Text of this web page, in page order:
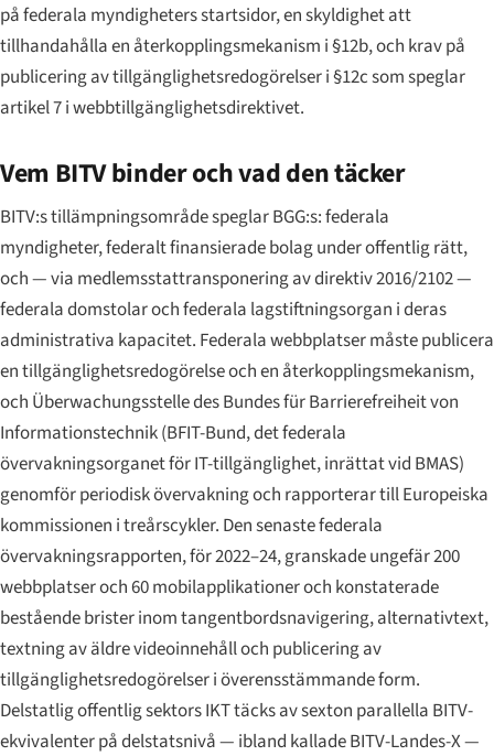
på federala myndigheters startsidor, en skyldighet att
tillhandahålla en återkopplingsmekanism i §12b, och krav på
publicering av tillgänglighetsredogörelser i §12c som speglar
artikel 7 i webbtillgänglighetsdirektivet.
Vem BITV binder och vad den täcker
BITV:s tillämpningsområde speglar BGG:s: federala
myndigheter, federalt finansierade bolag under offentlig rätt,
och — via medlemsstattransponering av direktiv 2016/2102 —
federala domstolar och federala lagstiftningsorgan i deras
administrativa kapacitet. Federala webbplatser måste publicera
en tillgänglighetsredogörelse och en återkopplingsmekanism,
och Überwachungsstelle des Bundes für Barrierefreiheit von
Informationstechnik(BFIT-Bund, det federala
övervakningsorganet för IT-tillgänglighet, inrättat vid BMAS)
genomför periodisk övervakning och rapporterar till Europeiska
kommissionen i treårscykler. Den senaste federala
övervakningsrapporten, för 2022–24, granskade ungefär 200
webbplatser och 60 mobilapplikationer och konstaterade
bestående brister inom tangentbordsnavigering, alternativtext,
textning av äldre videoinnehåll och publicering av
tillgänglighetsredogörelser i överensstämmande form.
Delstatlig offentlig sektors IKT täcks av sexton parallella BITV-
ekvivalenter på delstatsnivå — ibland kallade BITV-Landes-X —